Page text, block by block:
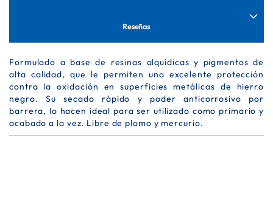
Formulado a base de resinas alquídicas y pigmentos de
alta calidad, que le permiten una excelente protección
contra la oxidación en superficies metálicas de hierro
negro. Su secado rápido y poder anticorrosivo por
barrera, lo hacen ideal para ser utilizado como primario y
acabado a la vez. Libre de plomo y mercurio.
Reseñas